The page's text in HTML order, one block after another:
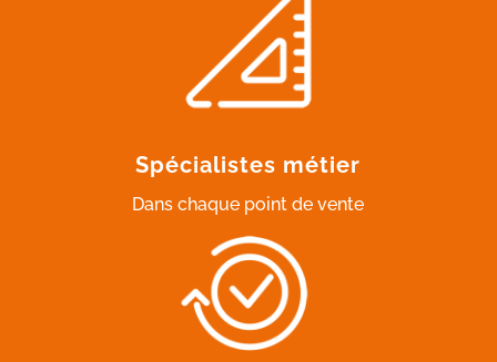
Spécialistes métier
Dans chaque point de vente